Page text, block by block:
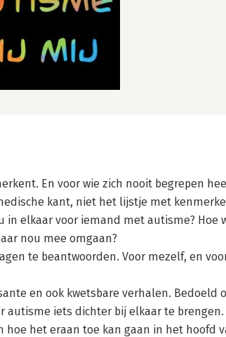
En voor wie zich nooit begrepen
kant, niet het lijstje met
in elkaar voor iemand met autisme? Hoe
nou mee omgaan?
te beantwoorden. Voor mezelf, en
en ook kwetsbare verhalen. Bedoeld
autisme iets dichter bij elkaar te
hoe het eraan toe kan gaan in het hoofd